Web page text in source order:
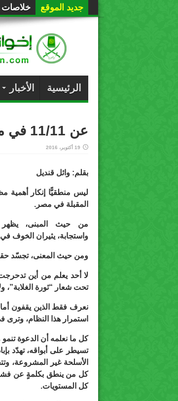
جديد الموقع خلاصات
الرئيسية الأخبار
عن 11/11 في مصر بقلم: وائل قنديل
19 أكتوبر، 2016
بقلم: وائل قنديل
المقبلة في مصر.
من حيث المبنى، يظهر
واستجابة، يثيران الخوف
ومن حيث المعنى، تجسّد
تحت شعار “ثورة الغلابة”،
نعرف فقط الذين يقفون
استمرار هذا النظام، وترى
كل ما نعلمه أن الدعوة
تسيطر على أبواقه، تهدّد
الأسلحة غير المشروعة،
كل من ينطق بكلمةٍ عن فشل
كل المستويات.